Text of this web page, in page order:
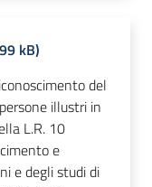
kB)
del
illustri in
L.R. 10
e
e degli studi di